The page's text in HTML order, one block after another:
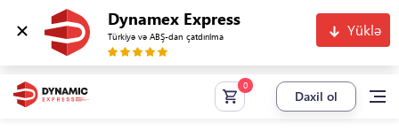
Dynamex Express
Türkiyə və ABŞ-dan çatdırılma Yüklə
Daxil ol